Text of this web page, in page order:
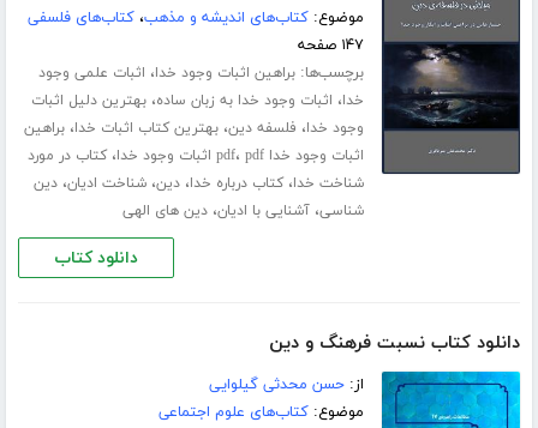
موضوع:کتاب‌های اندیشه و مذهب،کتاب‌های فلسفی
۱۴۷ صفحه
برچسب‌ها:براهین اثبات وجود خدا، اثبات علمی وجود
خدا، اثبات وجود خدا به زبان ساده،بهترین دلیل اثبات
وجود خدا، فلسفه دین،بهترین کتاب اثبات خدا،براهین
اثبات وجود خدا pdf
، pdf اثبات وجود خدا ،کتاب در مورد
شناخت خدا،کتاب درباره خدا،دین،شناخت ادیان،دین
شناسی،آشنایی با ادیان،دین های الهی
دانلود کتاب
دانلود کتاب نسبت فرهنگ و دین
از:حسن محدثی گیلوایی
موضوع:کتاب‌های علوم اجتماعی